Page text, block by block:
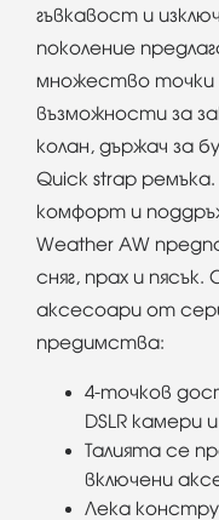
гъвкавост и
поколение
множество точки
възможности за
колан, държач за
Quick strap
комфорт и
Weather AW
сняг, прах и
аксесоари от
предимства:
4-точков
DSLR камери
Талията се
включени
Лека